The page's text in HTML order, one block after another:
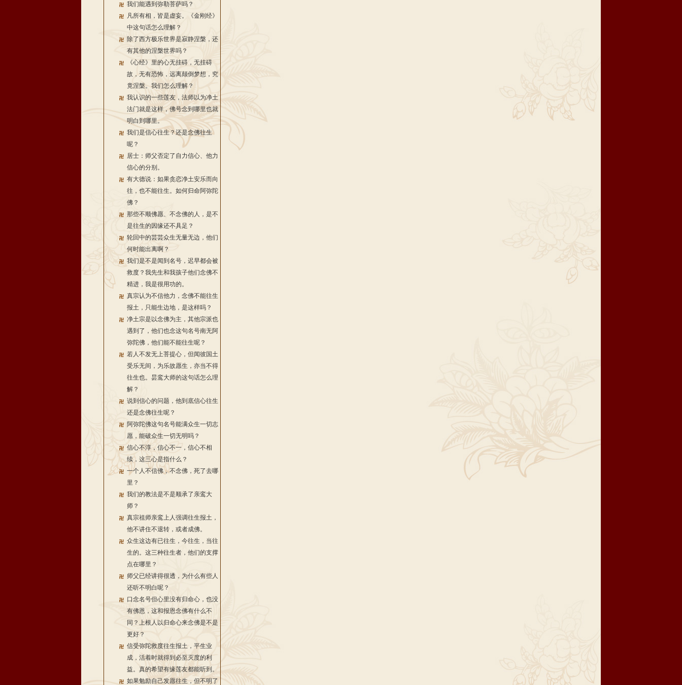
我们能遇到弥勒菩萨吗？
凡所有相，皆是虚妄。《金刚经》
中这句话怎么理解？
除了西方极乐世界是寂静涅槃，还
有其他的涅槃世界吗？
《心经》里的心无挂碍，无挂碍
故，无有恐怖，远离颠倒梦想，究
竟涅槃。我们怎么理解？
我认识的一些莲友，法师以为净土
法门就是这样，佛号念到哪里也就
明白到哪里。
我们是信心往生？还是念佛往生
呢？
居士：师父否定了自力信心、他力
信心的分别。
有大德说：如果贪恋净土安乐而向
往，也不能往生。如何归命阿弥陀
佛？
那些不顺佛愿、不念佛的人，是不
是往生的因缘还不具足？
轮回中的芸芸众生无量无边，他们
何时能出离啊？
我们是不是闻到名号，迟早都会被
救度？我先生和我孩子他们念佛不
精进，我是很用功的。
真宗认为不信他力，念佛不能往生
报土，只能生边地，是这样吗？
净土宗是以念佛为主，其他宗派也
遇到了，他们也念这句名号南无阿
弥陀佛，他们能不能往生呢？
若人不发无上菩提心，但闻彼国土
受乐无间，为乐故愿生，亦当不得
往生也。昙鸾大师的这句话怎么理
解？
说到信心的问题，他到底信心往生
还是念佛往生呢？
阿弥陀佛这句名号能满众生一切志
愿，能破众生一切无明吗？
信心不淳，信心不一，信心不相
续，这三心是指什么？
一个人不信佛，不念佛，死了去哪
里？
我们的教法是不是顺承了亲鸾大
师？
真宗祖师亲鸾上人强调往生报土，
他不讲住不退转，或者成佛。
众生这边有已往生，今往生，当往
生的。这三种往生者，他们的支撑
点在哪里？
师父已经讲得很透，为什么有些人
还听不明白呢？
口念名号但心里没有归命心，也没
有佛恩，这和报恩念佛有什么不
同？上根人以归命心来念佛是不是
更好？
信受弥陀救度往生报土，平生业
成，活着时就得到必至灭度的利
益。真的希望有缘莲友都能听到。
如果勉励自己发愿往生，但不明了